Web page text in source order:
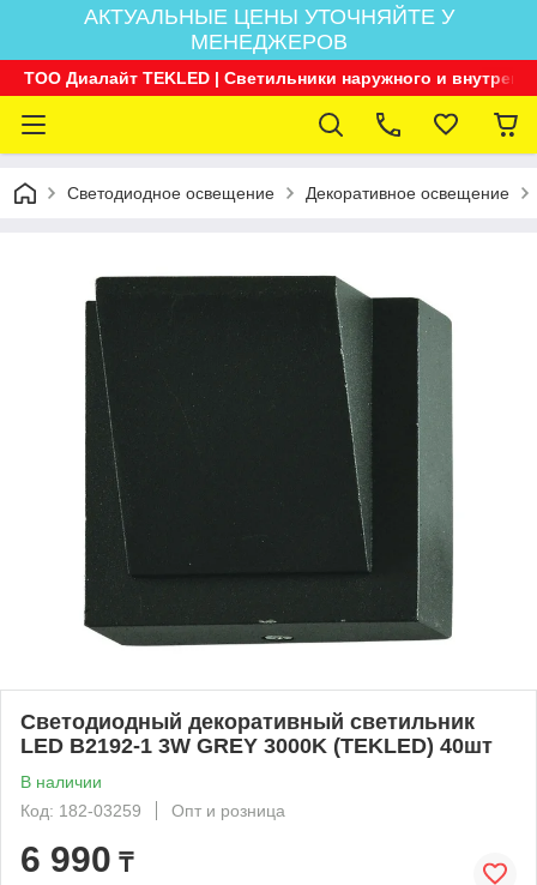
АКТУАЛЬНЫЕ ЦЕНЫ УТОЧНЯЙТЕ У
МЕНЕДЖЕРОВ
ТОО Диалайт TEKLED | Светильники наружного и
Светодиодное освещение Декоративное освещение
Светодиодный декоративный светильник
LED B2192-1 3W GREY 3000K (TEKLED) 40шт
В наличии
Код: 182-03259
Опт и розница
6 990 ₸